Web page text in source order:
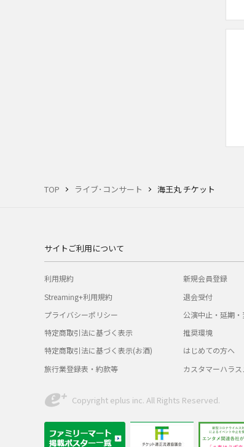
TOP ライブ･コンサート 海王丸 チケット
サイトご利用について
利用規約
Streaming+利用規約
プライバシーポリシー
特定商取引法に基づく表示
特定商取引法に基づく表示(お酒)
旅行業登録表・約款等
新規会員登録
退会受付
公演中止・延期・
推奨環境
はじめての方へ
カスタマーハラ
Copyright eplus inc. All Rights Reserved.